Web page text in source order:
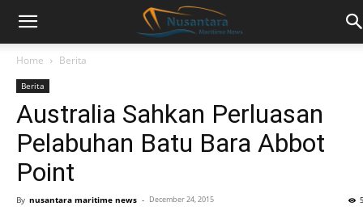
Home Berita
Berita
Australia Sahkan Perluasan
Pelabuhan Batu Bara Abbot
Point
By nusantara maritime news - December 24, 2015